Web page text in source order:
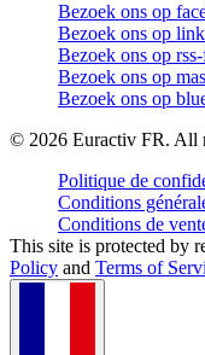
Bezoek ons op
Bezoek ons op
Bezoek ons op
Bezoek ons op
Bezoek ons op
© 2026 Euractiv FR. All
Politique de
Conditions
Conditions de
This site is protected by
Policy and Terms of